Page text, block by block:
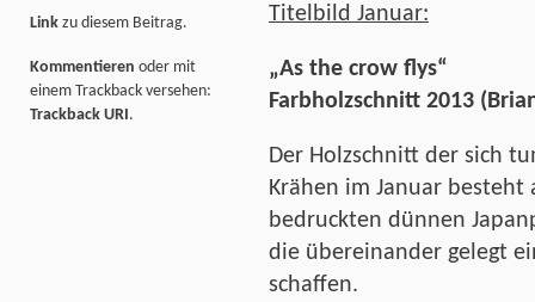
Titelbild Januar:
„As the crow flys“
Farbholzschnitt 2013
Der Holzschnitt der sich
Krähen im Januar besteht
bedruckten dünnen
die übereinander gelegt
schaffen.
Link zu diesem Beitrag.
Kommentieren oder mit
einem Trackback versehen:
Trackback URI.